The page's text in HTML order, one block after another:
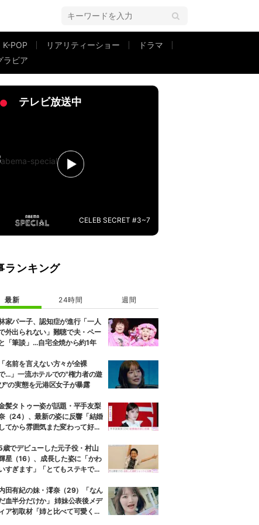
K-POP リアリティーショー
ドラマ
ラビア
が経緯を説明
テレビ放送中
CELEB SECRET #3~7
ランキング
最新 24時間 週間
家パー子、認知症が進行「一人
外出られない」難聴で夫・ペー
と「筆談」…自宅全焼から約1年
「名前を言えない方々が全裸
…」一流ホテルでの"権力者の遊
"の実態を元港区女子が暴露
髪タトゥー姿が話題・平手友梨
（24）、最新の姿に反響「結婚
してから雰囲気また変わって好
歳でデビューした元子役・村山
星（16）、成長した姿に「かわ
すぎます」「とてもステキで
田有紀の妹・澪奈（29）「なん
血半分だけか」 姉妹公表後メデ
ィア初取材「姉と比べて可愛くな